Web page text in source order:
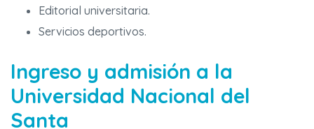
Editorial universitaria.
Servicios deportivos.
Ingreso y admisión a la
Universidad Nacional del
Santa